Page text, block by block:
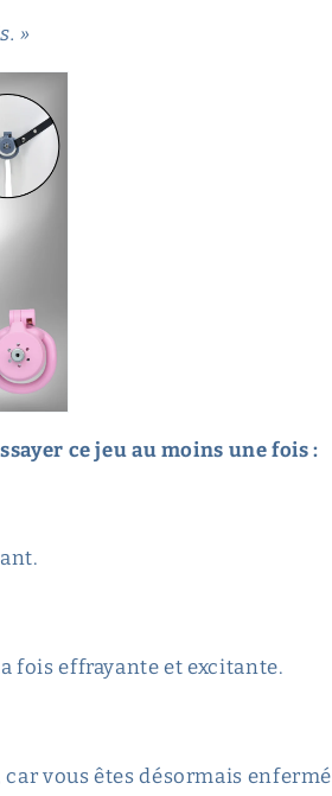
»
ce jeu au moins une fois :
fois effrayante et excitante.
vous êtes désormais enfermé